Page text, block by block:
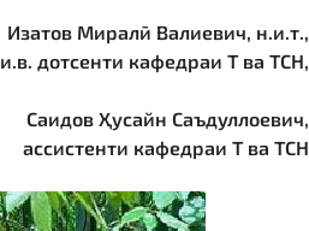
Изатов Миралӣ Валиевич, н.и.т.,
и.в. дотсенти кафедраи Т ва ТСН,
Саидов Ҳусайн Саъдуллоевич,
ассистенти кафедраи Т ва ТСН